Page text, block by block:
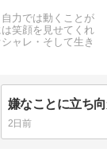
力では動くことが
笑顔を見せてくれ
ャレ・そして生き
2日前